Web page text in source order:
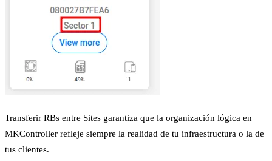
Transferir RBs entre Sites garantiza que la organización lógica en
MKController refleje siempre la realidad de tu infraestructura o la de
tus clientes.